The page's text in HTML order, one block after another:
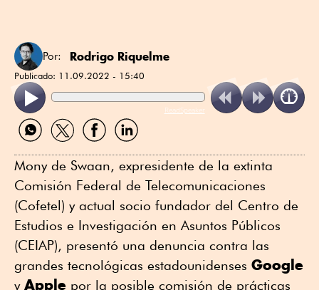
Por: Rodrigo Riquelme
Publicado: 11.09.2022 - 15:40
ReadSpeaker
Compartir
por
Compartir
por
Compartir
por
Compartir
por
Mony de Swaan, expresidente de la extinta
Comisión Federal de Telecomunicaciones
(Cofetel) y actual socio fundador del Centro de
Estudios e Investigación en Asuntos Públicos
(CEIAP), presentó una denuncia contra las
grandes tecnológicas estadounidenses Google
y Apple por la posible comisión de prácticas